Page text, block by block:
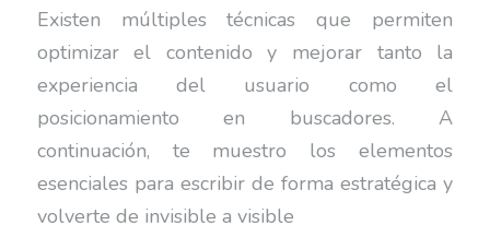
Existen múltiples técnicas que permiten
optimizar el contenido y mejorar tanto la
experiencia del usuario como el
posicionamiento en buscadores. A
continuación, te muestro los elementos
esenciales para escribir de forma estratégica y
volverte de invisible a visible